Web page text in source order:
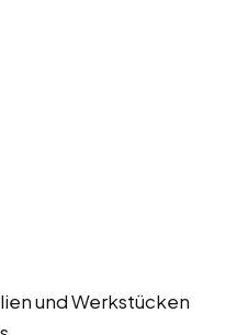
und Werkstücken